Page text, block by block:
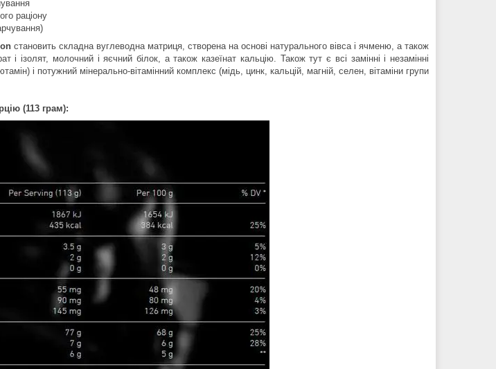
раціону
становить складна вуглеводна матриця, створена на основі натурального вівса і ячменю, а також
і ізолят, молочний і яєчний білок, а також казеїнат кальцію. Також тут є всі замінні і незамінні
і потужний мінерально-вітамінний комплекс (мідь, цинк, кальцій, магній, селен, вітаміни групи
(113 грам):